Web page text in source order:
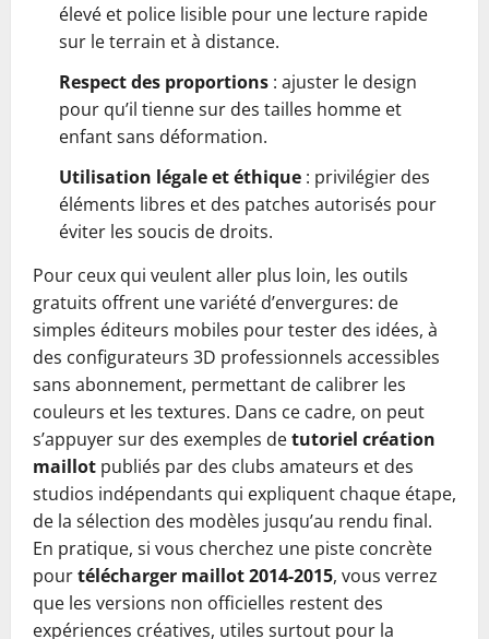
élevé et police lisible pour une lecture rapide
sur le terrain et à distance.
Respect des proportions : ajuster le design
pour qu’il tienne sur des tailles homme et
enfant sans déformation.
Utilisation légale et éthique : privilégier des
éléments libres et des patches autorisés pour
éviter les soucis de droits.
Pour ceux qui veulent aller plus loin, les outils
gratuits offrent une variété d’envergures: de
simples éditeurs mobiles pour tester des idées, à
des configurateurs 3D professionnels accessibles
sans abonnement, permettant de calibrer les
couleurs et les textures. Dans ce cadre, on peut
s’appuyer sur des exemples detutoriel création
maillot publiés par des clubs amateurs et des
studios indépendants qui expliquent chaque étape,
de la sélection des modèles jusqu’au rendu final.
En pratique, si vous cherchez une piste concrète
pourtélécharger maillot 2014-2015, vous verrez
que les versions non officielles restent des
expériences créatives, utiles surtout pour la